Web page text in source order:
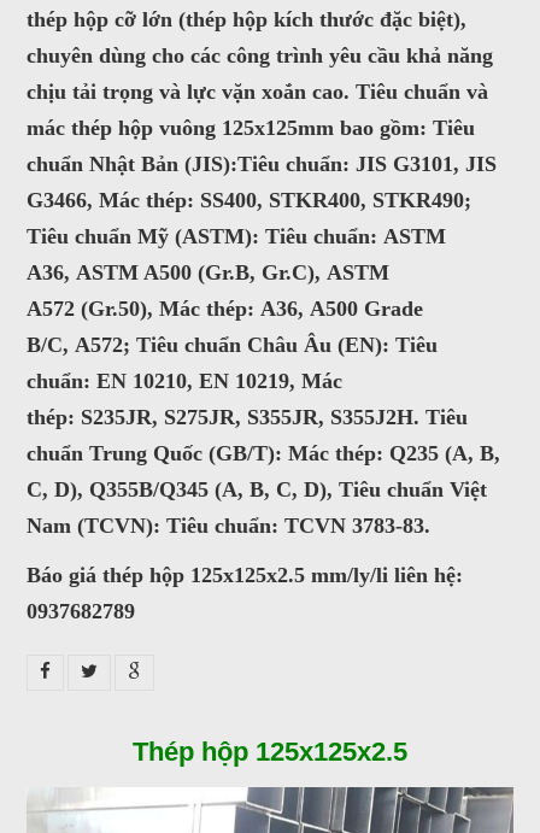
thép hộp cỡ lớn (thép hộp kích thước đặc biệt),
chuyên dùng cho các công trình yêu cầu khả năng
chịu tải trọng và lực vặn xoắn cao. Tiêu chuẩn và
mác thép hộp vuông 125x125mm bao gồm: Tiêu
chuẩn Nhật Bản (JIS):Tiêu chuẩn: JIS G3101, JIS
G3466, Mác thép: SS400, STKR400, STKR490;
Tiêu chuẩn Mỹ (ASTM): Tiêu chuẩn: ASTM
A36, ASTM A500 (Gr.B, Gr.C), ASTM
A572 (Gr.50), Mác thép: A36, A500 Grade
B/C, A572; Tiêu chuẩn Châu Âu (EN): Tiêu
chuẩn: EN 10210, EN 10219, Mác
thép: S235JR, S275JR, S355JR, S355J2H. Tiêu
chuẩn Trung Quốc (GB/T): Mác thép: Q235 (A, B,
C, D), Q355B/Q345 (A, B, C, D), Tiêu chuẩn Việt
Nam (TCVN): Tiêu chuẩn: TCVN 3783-83.
Báo giá thép hộp 125x125x2.5 mm/ly/li liên hệ:
0937682789
Thép hộp 125x125x2.5
Email
satthepalpha@gmail.com
Gọi cho chúng tôi
Mail